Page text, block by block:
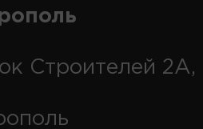
Строителей 2А,